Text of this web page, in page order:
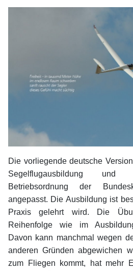
Die vorliegende deutsche
Segelflugausbildung und
Betriebsordnung der
angepasst. Die Ausbildung ist
Praxis gelehrt wird. Die
Reihenfolge wie im
Davon kann manchmal wegen
anderen Gründen abgewichen
zum Fliegen kommt, hat mehr